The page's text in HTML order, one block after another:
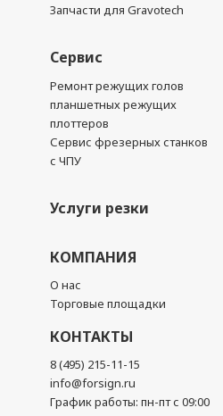
Запчасти для Gravotech
Сервис
Ремонт режущих голов
планшетных режущих
плоттеров
Сервис фрезерных станков
с ЧПУ
Услуги резки
КОМПАНИЯ
О нас
Торговые площадки
КОНТАКТЫ
8 (495) 215-11-15
info@forsign.ru
График работы: пн-пт с 09:00